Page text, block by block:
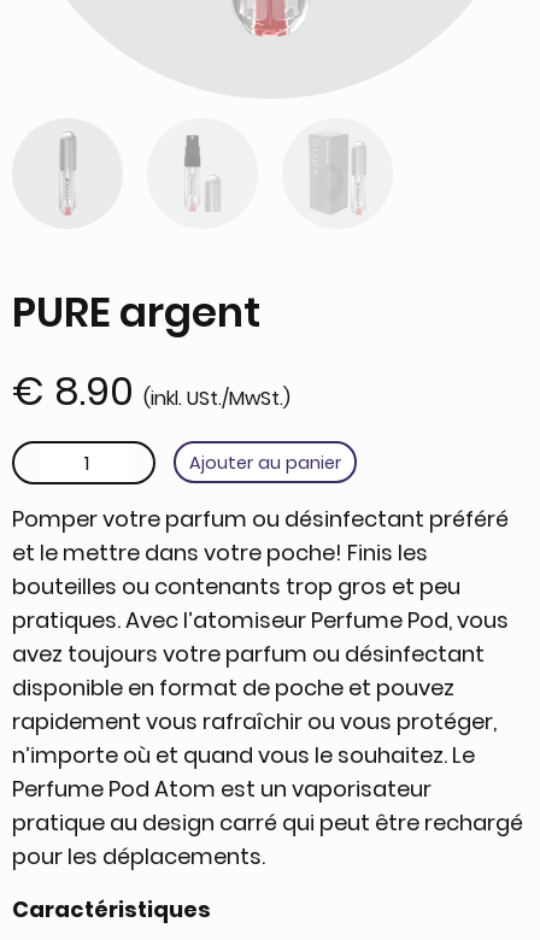
PURE argent
€ 8.90 (inkl. USt./MwSt.)
quantité de PURE argentAjouter au panier
Pomper votre parfum ou désinfectant préféré
et le mettre dans votre poche! Finis les
bouteilles ou contenants trop gros et peu
pratiques. Avec l’atomiseur Perfume Pod, vous
avez toujours votre parfum ou désinfectant
disponible en format de poche et pouvez
rapidement vous rafraîchir ou vous protéger,
n’importe où et quand vous le souhaitez. Le
Perfume Pod Atom est un vaporisateur
pratique au design carré qui peut être rechargé
pour les déplacements.
Caractéristiques